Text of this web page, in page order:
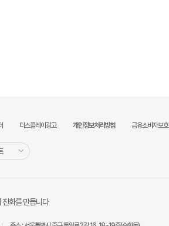
디스플레이광고 개인정보처리방침 금융소비자보호
진화를 만듭니다